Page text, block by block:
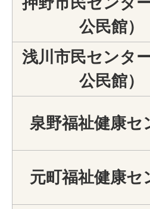
公民館）
浅川市民センタ
公民館）
泉野福祉健康セ
元町福祉健康セ